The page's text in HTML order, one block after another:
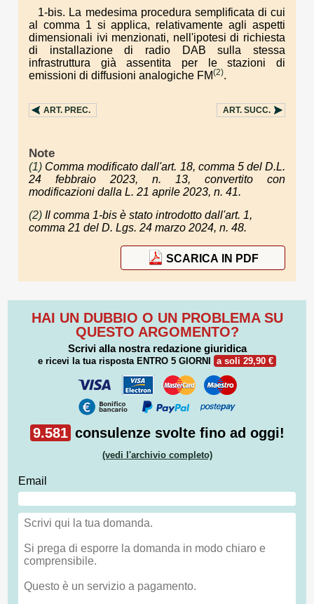
1-bis. La medesima procedura semplificata di cui
al comma 1 si applica, relativamente agli aspetti
dimensionali ivi menzionati, nell'ipotesi di richiesta
di installazione di radio DAB sulla stessa
infrastruttura già assentita per le stazioni di
emissioni di diffusioni analogiche FM(2).
ART. PREC. ART. SUCC.
Note
(1) Comma modificato dall'art. 18, comma 5 del D.L.
24 febbraio 2023, n. 13, convertito con
modificazioni dalla L. 21 aprile 2023, n. 41.
(2) Il comma 1-bis è stato introdotto dall'art. 1,
comma 21 del D. Lgs. 24 marzo 2024, n. 48.
SCARICA IN PDF
HAI UN DUBBIO O UN PROBLEMA SU
QUESTO ARGOMENTO?
Scrivi alla nostra redazione giuridica
e ricevi la tua risposta ENTRO 5 GIORNI a soli 29,90 €
9.581 consulenze svolte fino ad oggi!
(vedi l'archivio completo)
Email